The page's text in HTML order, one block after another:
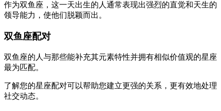
作为双鱼座，这一天出生的人通常表现出强烈的直觉和天生的
领导能力，使他们脱颖而出。
双鱼座配对
双鱼座的人与那些能补充其元素特性并拥有相似价值观的星座
最为匹配。
了解您的星座配对可以帮助您建立更强的关系，更有效地处理
社交动态。